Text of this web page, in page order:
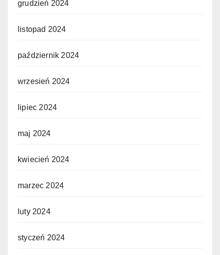
grudzień 2024
listopad 2024
październik 2024
wrzesień 2024
lipiec 2024
maj 2024
kwiecień 2024
marzec 2024
luty 2024
styczeń 2024